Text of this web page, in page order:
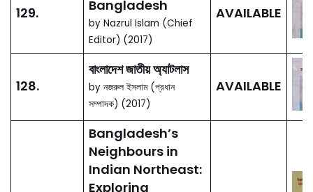
02.History of
Bangladesh: Early
Bengal in
Regional
Perspectives (up
to c. 1200 CE)
2: Society, Economy,
Culture
by Abdul Momin
Chowdhury & Ranabir
Chakravarti (Editors)
AVAILABLE